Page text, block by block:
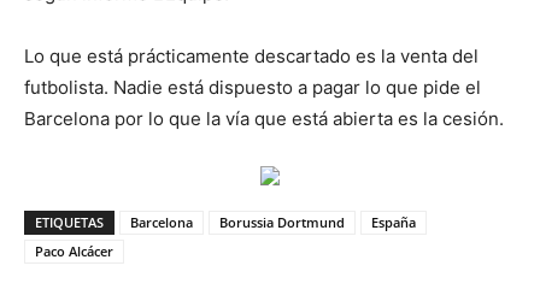
Lo que está prácticamente descartado es la venta del
futbolista. Nadie está dispuesto a pagar lo que pide el
Barcelona por lo que la vía que está abierta es la cesión.
ETIQUETAS Barcelona Borussia Dortmund
España
Paco Alcácer